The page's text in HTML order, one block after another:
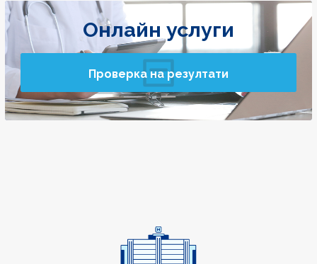
Онлайн услуги
Проверка на резултати